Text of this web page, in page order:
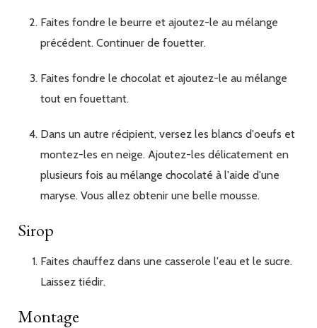
Faites fondre le beurre et ajoutez-le au mélange
précédent. Continuer de fouetter.
Faites fondre le chocolat et ajoutez-le au mélange
tout en fouettant.
Dans un autre récipient, versez les blancs d'oeufs et
montez-les en neige. Ajoutez-les délicatement en
plusieurs fois au mélange chocolaté à l'aide d'une
maryse. Vous allez obtenir une belle mousse.
Sirop
Faites chauffez dans une casserole l'eau et le sucre.
Laissez tiédir.
Montage